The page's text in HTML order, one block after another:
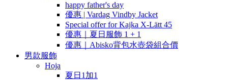
happy father's day
優惠 | Vardag Vindby Jacket
Special offer for Kajka X-Lätt 45
優惠｜夏日服飾 1 + 1
優惠｜Abisko背包水壺袋組合價
男款服飾
Hoja
夏日1加1